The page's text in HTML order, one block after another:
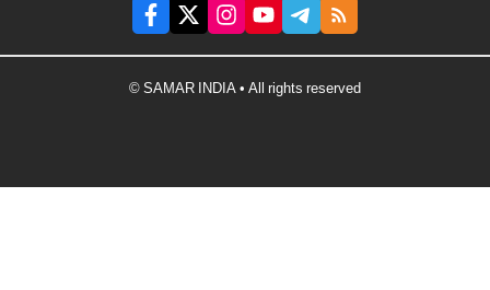
© SAMAR INDIA • All rights reserved